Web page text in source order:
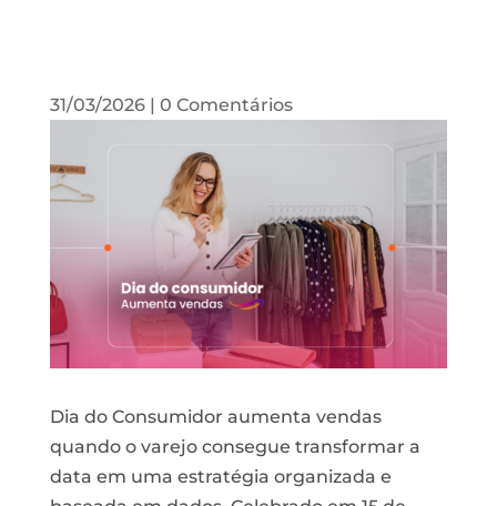
31/03/2026| 0 Comentários
Dia do Consumidor aumenta vendas
quando o varejo consegue transformar a
data em uma estratégia organizada e